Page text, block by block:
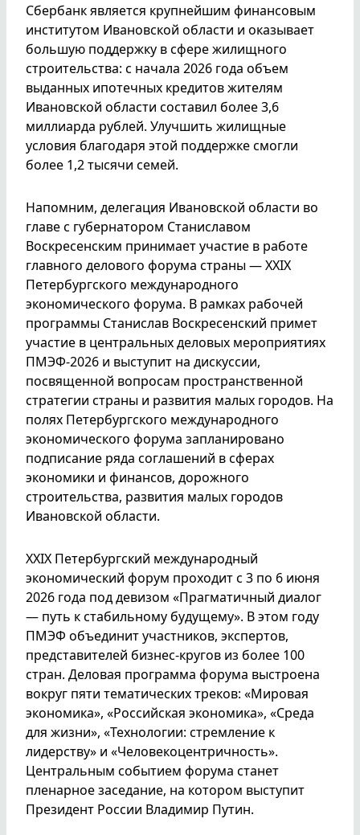
Сбербанк является крупнейшим финансовым
институтом Ивановской области и оказывает
большую поддержку в сфере жилищного
строительства: с начала 2026 года объем
выданных ипотечных кредитов жителям
Ивановской области составил более 3,6
миллиарда рублей. Улучшить жилищные
условия благодаря этой поддержке смогли
более 1,2 тысячи семей.
Напомним, делегация Ивановской области во
главе с губернатором Станиславом
Воскресенским принимает участие в работе
главного делового форума страны — XXIX
Петербургского международного
экономического форума. В рамках рабочей
программы Станислав Воскресенский примет
участие в центральных деловых мероприятиях
ПМЭФ-2026 и выступит на дискуссии,
посвященной вопросам пространственной
стратегии страны и развития малых городов. На
полях Петербургского международного
экономического форума запланировано
подписание ряда соглашений в сферах
экономики и финансов, дорожного
строительства, развития малых городов
Ивановской области.
XXIХ Петербургский международный
экономический форум проходит с 3 по 6 июня
2026 года под девизом «Прагматичный диалог
— путь к стабильному будущему». В этом году
ПМЭФ объединит участников, экспертов,
представителей бизнес-кругов из более 100
стран. Деловая программа форума выстроена
вокруг пяти тематических треков: «Мировая
экономика», «Российская экономика», «Среда
для жизни», «Технологии: стремление к
лидерству» и «Человекоцентричность».
Центральным событием форума станет
пленарное заседание, на котором выступит
Президент России Владимир Путин.